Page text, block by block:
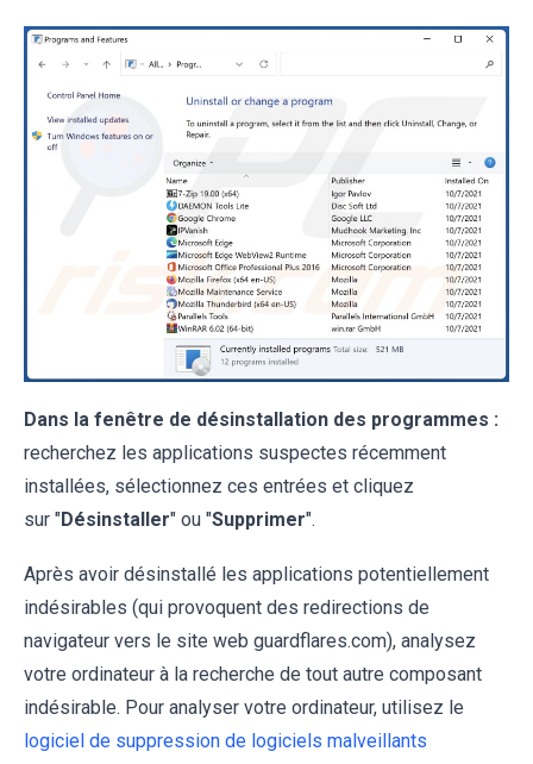
Dans la fenêtre de désinstallation des programmes :
recherchez les applications suspectes récemment
installées, sélectionnez ces entrées et cliquez
sur "Désinstaller" ou "Supprimer".
Après avoir désinstallé les applications potentiellement
indésirables (qui provoquent des redirections de
navigateur vers le site web guardflares.com), analysez
votre ordinateur à la recherche de tout autre composant
indésirable. Pour analyser votre ordinateur, utilisez le
logiciel de suppression de logiciels malveillants